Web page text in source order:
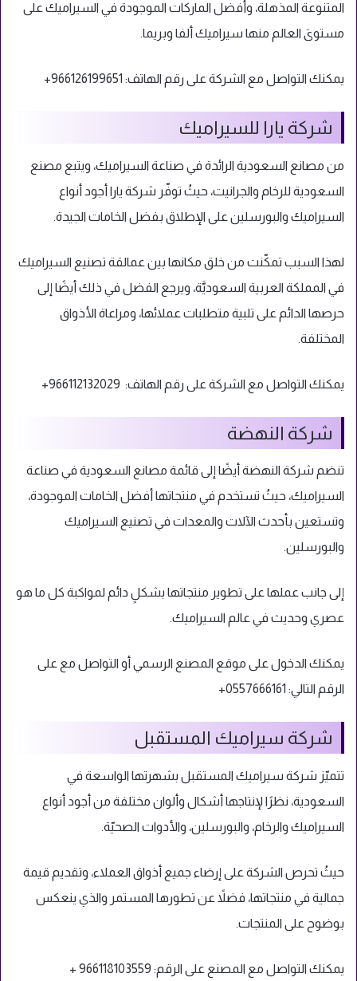
المتنوعة المذهلة، وأفضل الماركات الموجودة في السيراميك على
مستوىَ العالم منها سيراميك ألفا وبريما.
يمكنك التواصل مع الشركة على رقم الهاتف: 966126199651+
شركة يارا للسيراميك
من مصانع السعودية الرائدة في صناعة السيراميك، ويتبع مصنع
السعودية للرخام والجرانيت، حيثُ توفّر شركة يارا أجود أنواع
السيراميك والبورسلين على الإطلاق بفضل الخامات الجيدة.
لهذا السبب تمكّنت من خلق مكانها بين عمالقة تصنيع السيراميك
في المملكة العربية السعوديَّة، ويرجع الفضل في ذلك أيضًا إلى
حرصها الدائم على تلبية متطلبات عملائها، ومراعاة الأذواق
المختلفة.
يمكنك التواصل مع الشركة على رقم الهاتف: 966112132029+
شركة النهضة
تنضم شركة النهضة أيضًا إلى قائمة مصانع السعودية في صناعة
السيراميك، حيثُ تستخدم في منتجاتها أفضل الخامات الموجودة،
وتستعين بأحدث الآلات والمعدات في تصنيع السيراميك
والبورسلين.
إلى جانب عملها على تطوير منتجاتها بشكلٍ دائم لمواكبة كل ما هو
عصري وحديث في عالم السيراميك.
يمكنك الدخول على موقع المصنع الرسمي أو التواصل مع على
الرقم التالي: 0557666161+
شركة سيراميك المستقبل
تتميّز شركة سيراميك المستقبل بشهرتها الواسعة في
السعودية، نظرًا لإنتاجها أشكال وألوان مختلفة من أجود أنواع
السيراميك والرخام، والبورسلين، والأدوات الصحيّة.
حيثُ تحرص الشركة على إرضاء جميع أذواق العملاء، وتقديم قيمة
جمالية في منتجاتها، فضلاً عن تطورها المستمر والذي ينعكس
بوضوح على المنتجات.
يمكنك التواصل مع المصنع على الرقم: 966118103559 +